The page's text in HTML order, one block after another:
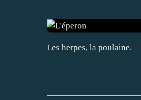
Les herpes, la poulaine.